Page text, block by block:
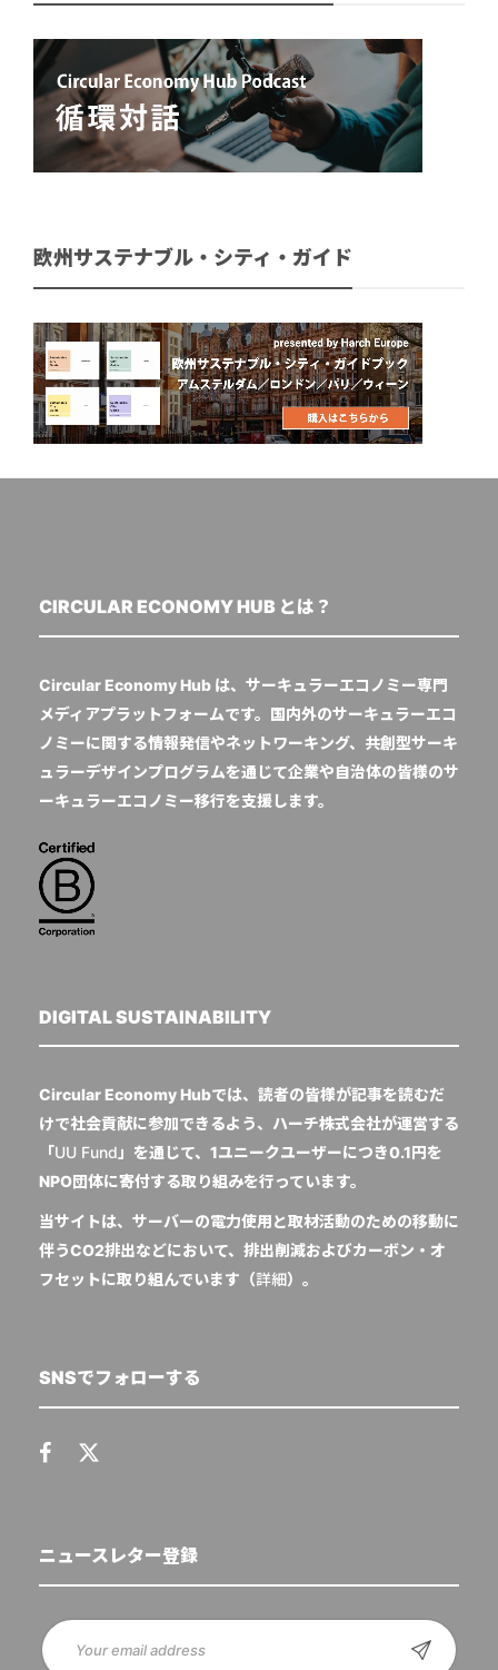
欧州サステナブル・シティ・ガイド
CIRCULAR ECONOMY HUB とは？
Circular Economy Hub は、サーキュラーエコノミー専門
メディアプラットフォームです。国内外のサーキュラーエコ
ノミーに関する情報発信やネットワーキング、共創型サーキ
ュラーデザインプログラムを通じて企業や自治体の皆様のサ
ーキュラーエコノミー移行を支援します。
DIGITAL SUSTAINABILITY
Circular Economy Hubでは、読者の皆様が記事を読むだ
けで社会貢献に参加できるよう、ハーチ株式会社が運営する
「UU Fund 」を通じて、1ユニークユーザーにつき0.1円を
NPO団体に寄付する取り組みを行っています。
当サイトは、サーバーの電力使用と取材活動のための移動に
伴うCO2排出などにおいて、排出削減およびカーボン・オ
フセットに取り組んでいます（詳細）。
SNSでフォローする
ニュースレター登録